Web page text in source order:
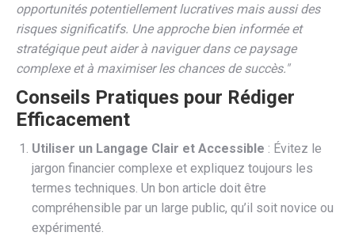
opportunités potentiellement lucratives mais aussi des
risques significatifs. Une approche bien informée et
stratégique peut aider à naviguer dans ce paysage
complexe et à maximiser les chances de succès."
Conseils Pratiques pour Rédiger
Efficacement
Utiliser un Langage Clair et Accessible : Évitez le
jargon financier complexe et expliquez toujours les
termes techniques. Un bon article doit être
compréhensible par un large public, qu’il soit novice ou
expérimenté.